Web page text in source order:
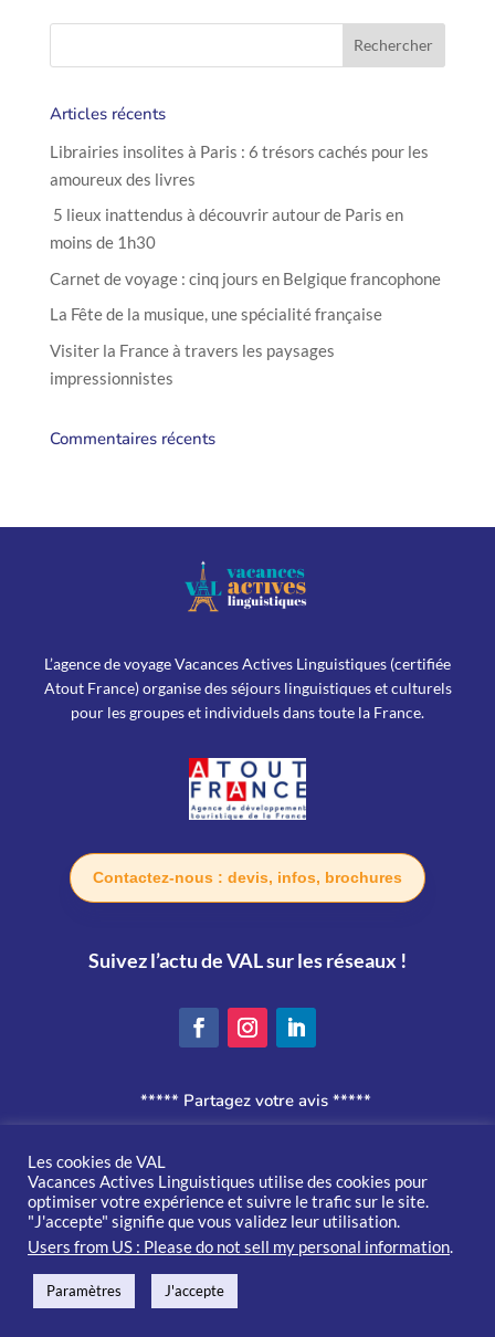
Articles récents
Librairies insolites à Paris : 6 trésors cachés pour les
amoureux des livres
5 lieux inattendus à découvrir autour de Paris en
moins de 1h30
Carnet de voyage : cinq jours en Belgique francophone
La Fête de la musique, une spécialité française
Visiter la France à travers les paysages
impressionnistes
Commentaires récents
L’agence de voyage Vacances Actives Linguistiques (certifiée
Atout France) organise des séjours linguistiques et culturels
pour les groupes et individuels dans toute la France.
Contactez-nous : devis, infos, brochures
Suivez l’actu de VAL sur les réseaux !
***** Partagez votre avis *****
Politique de confidentialité
Conditions générales de vente
Un site conçu avec 🌞 par
Les cookies de VAL
Vacances Actives Linguistiques utilise des cookies pour
optimiser votre expérience et suivre le trafic sur le site.
"J'accepte" signifie que vous validez leur utilisation.
Users from US : Please do not sell my personal information.
Paramètres J'accepte